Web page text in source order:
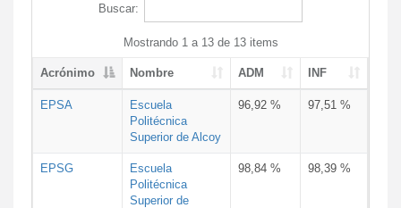
Buscar:
Mostrando 1 a 13 de 13 items
Acrónimo Nombre ADM INF
EPSA
Escuela
Politécnica
Superior de Alcoy
96,92 % 97,51 %
EPSG
Escuela
Politécnica
Superior de
98,84 % 98,39 %